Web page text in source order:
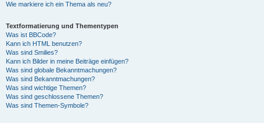
Wie markiere ich ein Thema als neu?
Textformatierung und Thementypen
Was ist BBCode?
Kann ich HTML benutzen?
Was sind Smilies?
Kann ich Bilder in meine Beiträge einfügen?
Was sind globale Bekanntmachungen?
Was sind Bekanntmachungen?
Was sind wichtige Themen?
Was sind geschlossene Themen?
Was sind Themen-Symbole?